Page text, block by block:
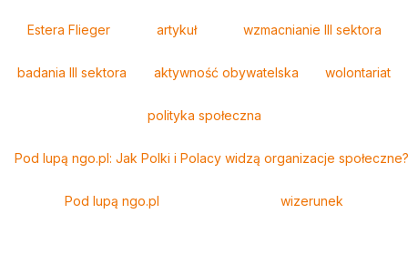
Estera Flieger artykuł wzmacnianie III sektora
badania III sektora aktywność obywatelska wolontariat
polityka społeczna
Pod lupą ngo.pl: Jak Polki i Polacy widzą organizacje społeczne?
Pod lupą ngo.pl wizerunek